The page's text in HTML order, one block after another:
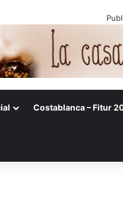
Costablanca – Fitur